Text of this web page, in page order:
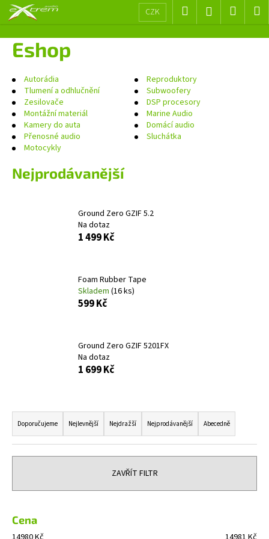
Přejít
CZK Hledat Přihlášení
košík
Eshop
Autorádia
Reproduktory
Tlumení a odhlučnění
Subwoofery
Zesilovače
DSP procesory
Montážní materiál
Marine Audio
Kamery do auta
Domácí audio
Přenosné audio
Sluchátka
Motocykly
Nejprodávanější
Ground Zero GZIF 5.2
Na dotaz
1 499 Kč
Foam Rubber Tape
Skladem (16 ks)
599 Kč
Ground Zero GZIF 5201FX
Na dotaz
1 699 Kč
Ř
a
z
e
í
r
o
Doporučujeme Nejlevnější Nejdražší Nejprodávanější Abecedně
ZAVŘÍT FILTR
Cena
š
o
p
o
t
ř
b
HLEDAT
D
p
r
u